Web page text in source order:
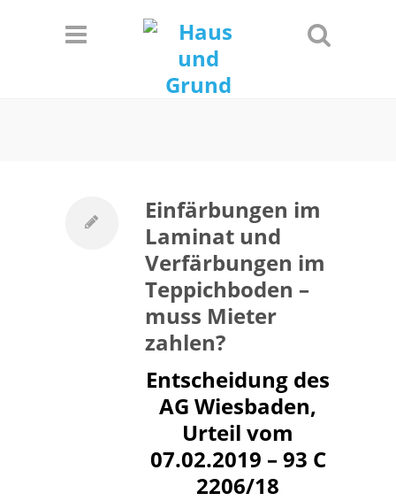
Einfärbungen im
Laminat und
Verfärbungen im
Teppichboden –
muss Mieter
zahlen?
Entscheidung des
AG Wiesbaden,
Urteil vom
07.02.2019 – 93 C
2206/18
Einverstanden!